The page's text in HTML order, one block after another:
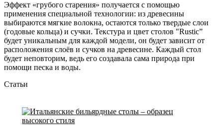
Эффект «грубого старения» получается с помощью
применения специальной технологии: из древесины
выбираются мягкие волокна, остаются только твердые слои
(годовые кольца) и сучки. Текстура и цвет столов "Rustic”
будет уникальным для каждой модели, он будет зависит от
расположения слоёв и сучков на древесине. Каждый стол
будет неповторим, ведь его создавала сама природа при
помощи песка и воды.
Статьи